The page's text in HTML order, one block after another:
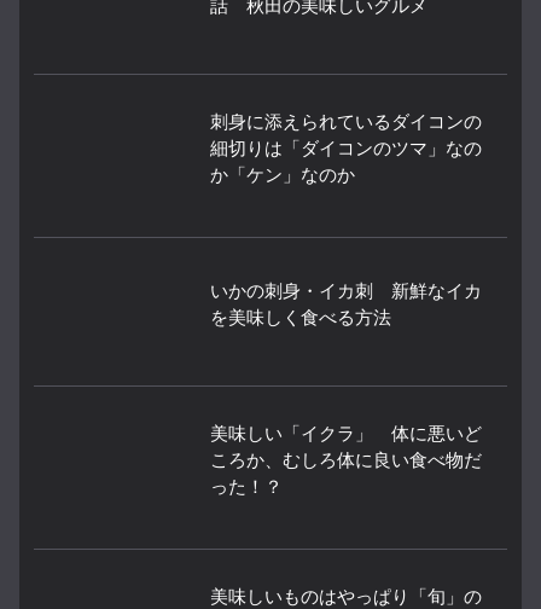
話 秋田の美味しいグルメ
刺身に添えられているダイコンの
細切りは「ダイコンのツマ」なの
か「ケン」なのか
いかの刺身・イカ刺 新鮮なイカ
を美味しく食べる方法
美味しい「イクラ」 体に悪いど
ころか、むしろ体に良い食べ物だ
った！？
美味しいものはやっぱり「旬」の